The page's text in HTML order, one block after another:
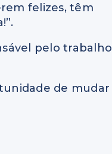
felizes, têm
pelo trabalho
de mudar